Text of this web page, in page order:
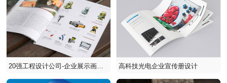
20强工程设计公司-企业展示画册
设计
高科技光电企业宣传册设计